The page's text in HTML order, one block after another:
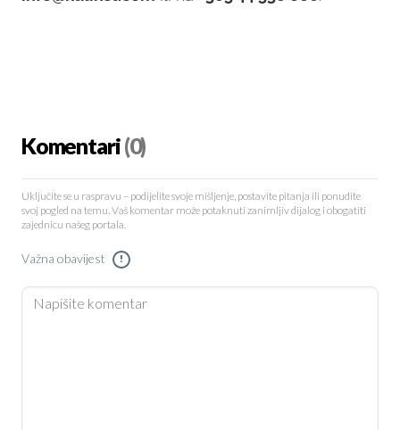
Komentari(0)
Uključite se u raspravu – podijelite svoje mišljenje, postavite pitanja ili ponudite
svoj pogled na temu. Vaš komentar može potaknuti zanimljiv dijalog i obogatiti
zajednicu našeg portala.
Važna obavijest !